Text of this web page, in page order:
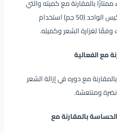
بالمقارنة مع كميته والتي
تكفي لعدة أشهر، إذ يكفي الكيس الواحد (50 جم) استخدام
وفقًا لغزارة الشعر وكميته.
مع الفعالية
مع دوره في إزالة الشعر
ومنتعشة.
بالمقارنة مع